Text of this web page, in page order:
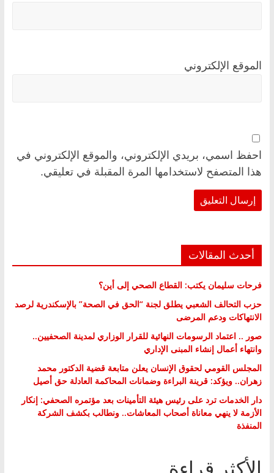
الموقع الإلكتروني
احفظ اسمي، بريدي الإلكتروني، والموقع الإلكتروني في
هذا المتصفح لاستخدامها المرة المقبلة في تعليقي.
أحدث المقالات
فرحات سليمان يكتب: القطاع الصحي إلى أين؟
حزب التحالف الشعبي يطلق لجنة “الحق في الصحة” بالإسكندرية لرصد
الانتهاكات ودعم المرضى
صور .. اعتماد الرسومات النهائية للقرار الوزاري لمدينة الصحفيين..
وانتهاء أعمال إنشاء المبنى الإداري
المجلس القومي لحقوق الإنسان يعلن متابعة قضية الدكتور محمد
زهران.. ويؤكد: قرينة البراءة وضمانات المحاكمة العادلة حق أصيل
دار الخدمات ترد على رئيس هيئة التأمينات بعد مؤتمره الصحفي: إنكار
الأزمة لا ينهي معاناة أصحاب المعاشات.. ونطالب بكشف الشركة
المنفذة
الأكثر قراءة